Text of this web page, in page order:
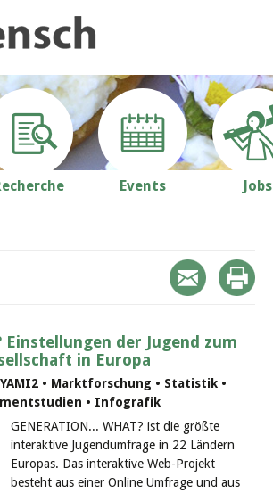
Events Jobs
Einstellungen der Jugend zum
in Europa
YAMI2 • Marktforschung • Statistik •
• Infografik
GENERATION... WHAT? ist die größte
interaktive Jugendumfrage in 22 Ländern
Europas. Das interaktive Web-Projekt
besteht aus einer Online Umfrage und aus